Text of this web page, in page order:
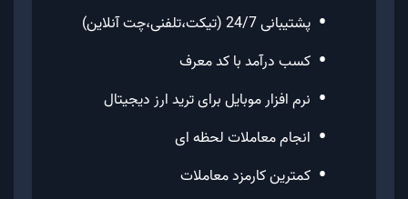
• پشتیبانی 24/7 (تیکت،تلفنی،چت آنلاین)
• کسب درآمد با کد معرف
• نرم افزار موبایل برای ترید ارز دیجیتال
• انجام معاملات لحظه ای
• کمترین کارمزد معاملات